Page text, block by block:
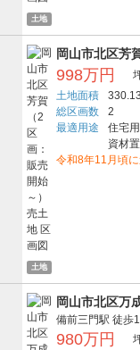
土地
土地
岡山市北区芳
998万円
土地面積
総区画数
2
最適用途
住宅
資材
令和8年11月頃に
岡山市北区万
備前三門駅 徒歩
980万円